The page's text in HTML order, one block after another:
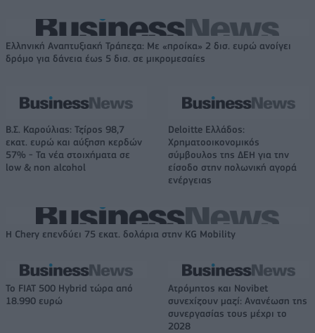
Ελληνική Αναπτυξιακή Τράπεζα: Με «προίκα» 2 δισ. ευρώ ανοίγει
δρόμο για δάνεια έως 5 δισ. σε μικρομεσαίες
Β.Σ. Καρούλιας: Τζίρος 98,7
εκατ. ευρώ και αύξηση κερδών
57% - Τα νέα στοιχήματα σε
low & non alcohol
Deloitte Ελλάδος:
Χρηματοοικονομικός
σύμβουλος της ΔΕΗ για την
είσοδο στην πολωνική αγορά
ενέργειας
Η Chery επενδύει 75 εκατ. δολάρια στην KG Mobility
Το FIAT 500 Hybrid τώρα από
18.990 ευρώ
Ατρόμητος και Novibet
συνεχίζουν μαζί: Ανανέωση της
συνεργασίας τους μέχρι το
2028